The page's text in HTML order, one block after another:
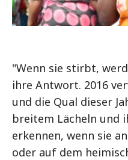
"Wenn sie stirbt,
ihre Antwort. 2016
und die Qual dieser
breitem Lächeln und
erkennen, wenn sie
oder auf dem